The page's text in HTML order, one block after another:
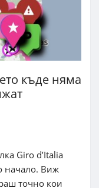
къде няма
Giro d’Italia
начало. Виж
точно кои